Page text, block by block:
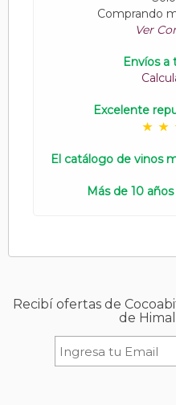
Comprando
Ver
Envíos a
Excelente
El catálogo de vinos
Más de 10
Recibí ofertas de
de